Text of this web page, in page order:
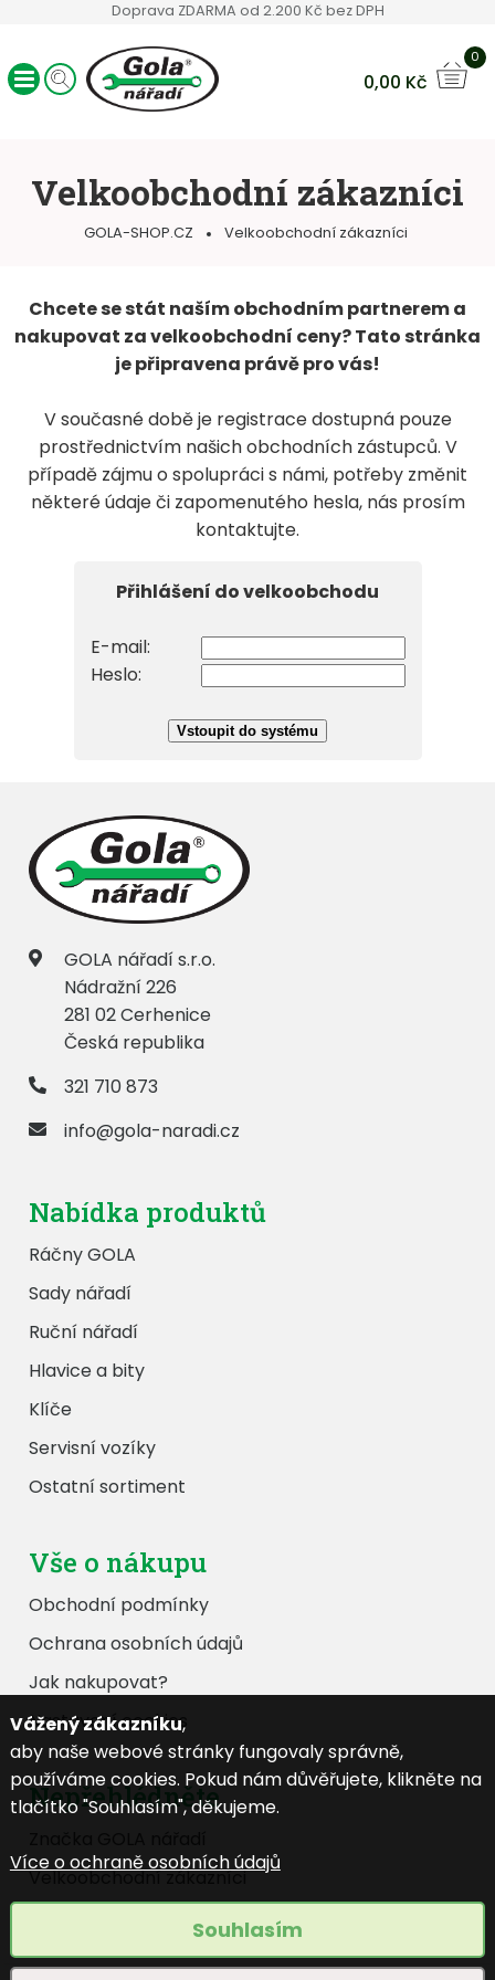
Doprava ZDARMA od 2.200 Kč bez DPH
0,00 Kč
0
Ruční nářadí
Hlavice a bity
Servisní vozíky
Ostatní sortiment
Velkoobchodní zákazníci
GOLA-SHOP.CZ Velkoobchodní zákazníci
Chcete se stát naším obchodním partnerem a
nakupovat za velkoobchodní ceny? Tato stránka
je připravena právě pro vás!
V současné době je registrace dostupná pouze
prostřednictvím našich obchodních zástupců. V
případě zájmu o spolupráci s námi, potřeby změnit
některé údaje či zapomenutého hesla, nás prosím
kontaktujte.
Přihlášení do velkoobchodu
E-mail:
Heslo:
GOLA nářadí s.r.o.
Nádražní 226
281 02 Cerhenice
Česká republika
321 710 873
info@gola-naradi.cz
Nabídka produktů
Ráčny GOLA
Sady nářadí
Ruční nářadí
Hlavice a bity
Klíče
Servisní vozíky
Ostatní sortiment
Vše o nákupu
Obchodní podmínky
Ochrana osobních údajů
Jak nakupovat?
Nastavení cookies
Nepřehlédněte
Velkoobchodní zákazníci
Vážený zákazníku,
aby naše webové stránky fungovaly správně,
používáme cookies. Pokud nám důvěřujete, klikněte na
tlačítko "Souhlasím", děkujeme.
Více o ochraně osobních údajů
Souhlasím